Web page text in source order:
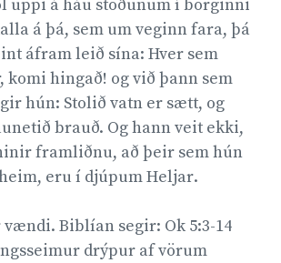
uppi á háu stöðunum í borginni
á þá, sem um veginn fara, þá
áfram leið sína: Hver sem
komi hingað! og við þann sem
hún: Stolið vatn er sætt, og
brauð. Og hann veit ekki,
framliðnu, að þeir sem hún
eru í djúpum Heljar.
vændi. Biblían segir: Ok 5:3-14
drýpur af vörum